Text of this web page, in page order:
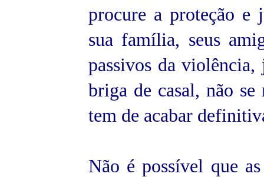
procure a proteção e
sua família, seus
passivos da
briga de casal, não
tem de acabar
Não é possível que